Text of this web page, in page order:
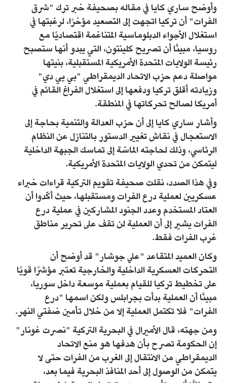
وأوضح ساري كايا في مقاله بصحيفة خبر ترك "شرق
الفرات" أن تركيا اتجهت إلى التصعيد مؤخرًا، لرغبتها في
استغلال الأجواء الدبلوماسية المتناغمة اقتصاديًا مع
روسيا، مبينًا أن تصريح كلينتون، التي يبدو أنها ستصبح
رئيسة الولايات المتحدة الأمريكية المستقبلية، بنيتها
مواصلة دعم حزب الاتحاد الديمقراطي "بي يي دي"
وزيادته أقلق تركيا ودفعها إلى استغلال الفراغ القائم في
أمريكا لصالح تحركاتها في المنطقة.
وأشار ساري كايا إلى أن حزب العدالة والتنمية بحاجة إلى
الاستعجال في نقاش تغيير الدستور بالتنازل عن النظام
الرئاسي، وذلك لحاجته الماسّة إلى تماسك الجبهة الداخلية
ليتمكن من تحدي الولايات المتحدة الأمريكية.
وفي هذا الصدد، نقلت صحيفة تقويم التركية قراءات خبراء
عسكريين لعملية درع الفرات ومستقبلها، حيث أكّدوا أن
العتاد المستخدم وعدد الجنود المشاركين في عملية درع
الفرات يشير إلى أن العملية لن تقف على تحرير مناطق
غرب الفرات فقط.
وكان العميد المتقاعد "علي جوشار" قد أوضح أن
التحركات العسكرية الداخلية والخارجية تعتبر مؤشرًا قويًا
على تخطيط تركيا للقيام بعملية موسعة داخل سوريا،
مبينًا أن العملية بدأت بجرابلس ولكن اسمها "درع
الفرات" فلا تكتمل العملية إلا من خلال تأمين ضفتي النهر.
ومن جهته، قال الأميرال في البحرية التركية "نصرت غونار"
إن الحكومة تصرح بأن هدفها هو منع الاتحاد
الديمقراطي من الانتقال إلى الغرب من الفرات حتى لا
يتمكن من الوصول إلى أحد المنافذ البحرية فيما بعد،